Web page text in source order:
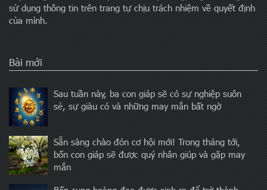
sử dụng thông tin trên trang tự chịu trách nhiệm về quyết định
của mình.
Bài mới
Sau tuần này, ba con giáp sẽ có sự nghiệp suôn
sẻ, sự giàu có và những may mắn bất ngờ
Sẵn sàng chào đón cơ hội mới! Trong tháng tới,
bốn con giáp sẽ được quý nhân giúp và gặp may
mắn